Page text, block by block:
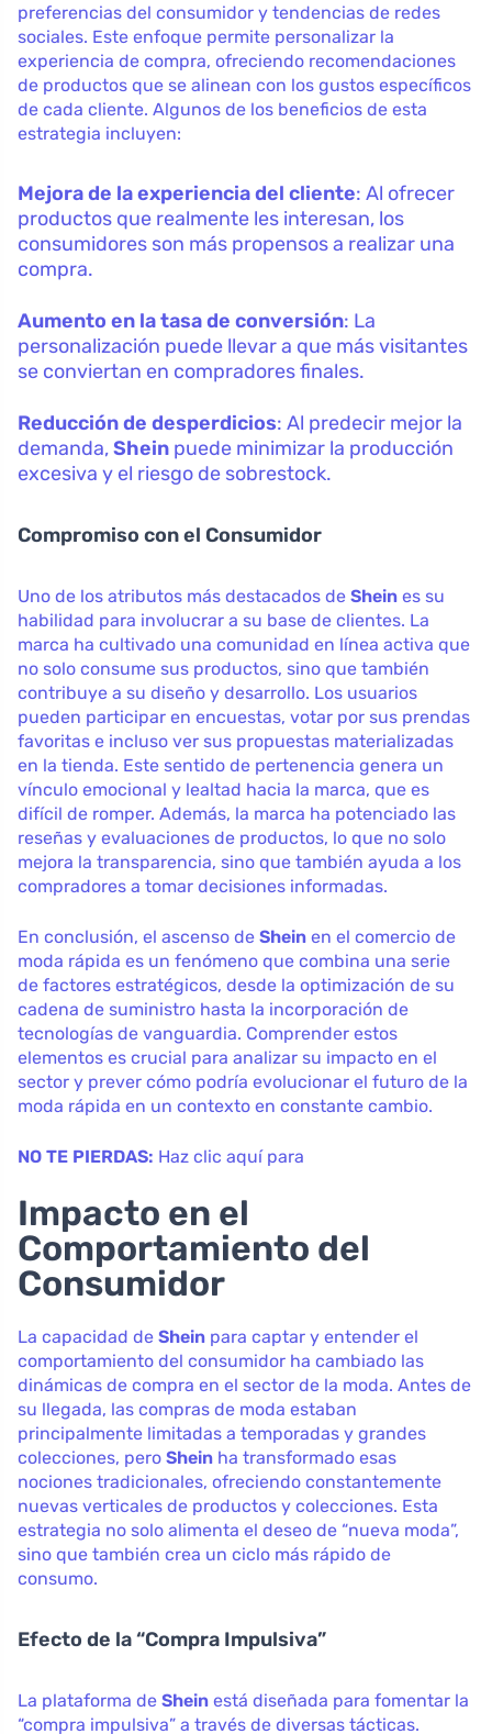
preferencias del consumidor y tendencias de redes
sociales. Este enfoque permite personalizar la
experiencia de compra, ofreciendo recomendaciones
de productos que se alinean con los gustos específicos
de cada cliente. Algunos de los beneficios de esta
estrategia incluyen:
Mejora de la experiencia del cliente: Al ofrecer
productos que realmente les interesan, los
consumidores son más propensos a realizar una
compra.
Aumento en la tasa de conversión: La
personalización puede llevar a que más visitantes
se conviertan en compradores finales.
Reducción de desperdicios: Al predecir mejor la
demanda,Shein puede minimizar la producción
excesiva y el riesgo de sobrestock.
Compromiso con el Consumidor
Uno de los atributos más destacados de Shein es su
habilidad para involucrar a su base de clientes. La
marca ha cultivado una comunidad en línea activa que
no solo consume sus productos, sino que también
contribuye a su diseño y desarrollo. Los usuarios
pueden participar en encuestas, votar por sus prendas
favoritas e incluso ver sus propuestas materializadas
en la tienda. Este sentido de pertenencia genera un
vínculo emocional y lealtad hacia la marca, que es
difícil de romper. Además, la marca ha potenciado las
reseñas y evaluaciones de productos, lo que no solo
mejora la transparencia, sino que también ayuda a los
compradores a tomar decisiones informadas.
En conclusión, el ascenso de Shein en el comercio de
moda rápida es un fenómeno que combina una serie
de factores estratégicos, desde la optimización de su
cadena de suministro hasta la incorporación de
tecnologías de vanguardia. Comprender estos
elementos es crucial para analizar su impacto en el
sector y prever cómo podría evolucionar el futuro de la
moda rápida en un contexto en constante cambio.
NO TE PIERDAS: Haz clic aquí para
Impacto en el
Comportamiento del
Consumidor
La capacidad de Shein para captar y entender el
comportamiento del consumidor ha cambiado las
dinámicas de compra en el sector de la moda. Antes de
su llegada, las compras de moda estaban
principalmente limitadas a temporadas y grandes
colecciones, pero Shein ha transformado esas
nociones tradicionales, ofreciendo constantemente
nuevas verticales de productos y colecciones. Esta
estrategia no solo alimenta el deseo de “nueva moda”,
sino que también crea un ciclo más rápido de
consumo.
Efecto de la “Compra Impulsiva”
La plataforma de Shein está diseñada para fomentar la
“compra impulsiva” a través de diversas tácticas.